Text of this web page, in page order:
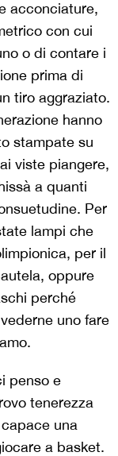
acconciature,
con cui
o di contare i
prima di
tiro aggraziato.
hanno
stampate su
viste piangere,
a quanti
Per
lampi che
per il
oppure
perché
uno fare
penso e
tenerezza
una
a basket.